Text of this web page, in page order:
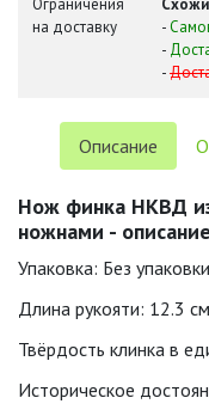
Ограничения
на доставку
-
-
-
Описание
Нож финка НКВД
ножнами -
Упаковка: Без
Длина рукояти: 12.3
Твёрдость клинка в
Историческое